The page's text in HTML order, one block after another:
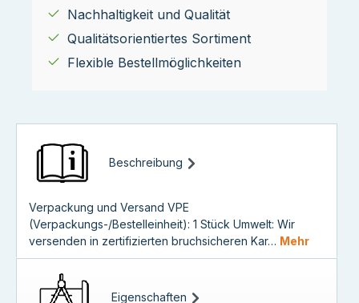
Nachhaltigkeit und Qualität
Qualitätsorientiertes Sortiment
Flexible Bestellmöglichkeiten
Beschreibung
Verpackung und Versand VPE
(Verpackungs-/Bestelleinheit): 1 Stück Umwelt: Wir
versenden in zertifizierten bruchsicheren Kar… Mehr
Eigenschaften